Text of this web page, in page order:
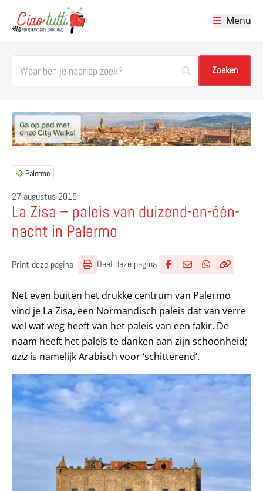
Menu
Palermo
27 augustus 2015
La Zisa – paleis van duizend-en-één-
nacht in Palermo
Print deze pagina Deel deze pagina
Net even buiten het drukke centrum van Palermo
vind je La Zisa, een Normandisch paleis dat van verre
wel wat weg heeft van het paleis van een fakir. De
naam heeft het paleis te danken aan zijn schoonheid;
aziz is namelijk Arabisch voor ‘schitterend’.